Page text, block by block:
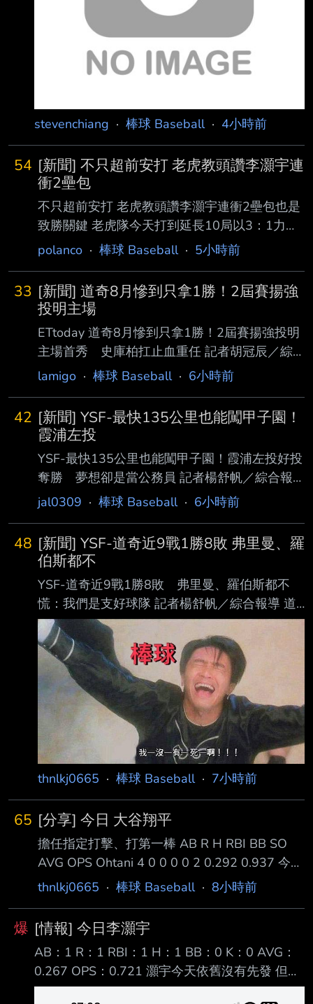
https://i.meee.com.tw/D9BvORx.jpg 然後裡面也
有不少梗，昨天看最有趣的
stevenchiang · 棒球 Baseball· 4小時前
54 [新聞] 不只超前安打 老虎教頭讚李灝宇連
衝2壘包
不只超前安打 老虎教頭讚李灝宇連衝2壘包也是
致勝關鍵 老虎隊今天打到延長10局以3：1力克
巨人隊，台灣好手李灝宇代打敲出超前安，為球
（A.J. Hinch）稱讚。 李灝宇前一次先發已是8
月3日，整周以來都從板凳出發，今天兩隊打完9
局處於1：1平手， 進入延長賽突破僵局，老虎
10局上首位打者就啟用李灝宇代打，面對左投杭
吉斯（Sam Hent ges），將95.5哩內角直球打
向右外野落地，送回二壘跑者。 李灝宇上壘
後，先靠托克森（Spencer Torkelson）的安
polanco · 棒球 Baseball· 5小時前
33 [新聞] 道奇8月慘到只拿1勝！2屆賽揚強
投明主場
ETtoday 道奇8月慘到只拿1勝！2屆賽揚強投明
主場首秀 史庫柏扛止血重任 記者胡冠辰／綜
合報導 洛杉磯道奇近期陷入嚴重低潮，8月前9
主 場展開7連戰，11日迎戰皇家，而日前重磅加
盟的2屆美聯賽揚獎得主史庫柏（Tarik
Skubal），將迎來披上道奇戰袍後首度在道奇球
場先發，也被寄望成為球隊扭轉低潮的關 鍵人
物。 史庫柏在交易大限前由老虎轉戰道奇，這
筆震撼交易讓衛冕軍原本已星光熠熠的陣容再添
頂級王牌。 加盟後首戰，他在瑞格利球場面對
小熊主投6局，被敲4安
lamigo · 棒球 Baseball· 6小時前
42 [新聞] YSF-最快135公里也能闖甲子園！
霞浦左投
YSF-最快135公里也能闖甲子園！霞浦左投好投
奪勝 夢想卻是當公務員 記者楊舒帆／綜合報
導 在球速動輒150公里的年代，最快僅135公里
左投小林將大9日在夏季甲子園首戰先發，投到7
局途中失3分，幫助球隊以6比3擊敗中京， 睽違
2年闖過首輪。特別的是，他早已決定「棒球打
到高中」，未來夢想也不是職棒，而是 成為一
名公務員。 據日媒《高校野球.com》報導，小
林將大並非靠球速壓制打者，而是利用較為緩
慢、出手點 不易掌握的投球動作破壞打者節
奏。他坦言，「球速確實是一種
jal0309 · 棒球 Baseball· 6小時前
48 [新聞] YSF-道奇近9戰1勝8敗 弗里曼、羅
伯斯都不
YSF-道奇近9戰1勝8敗 弗里曼、羅伯斯都不
慌：我們是支好球隊 記者楊舒帆／綜合報導 道
奇10日（台灣時間）以2比4不敵響尾蛇，近期
陷入低潮，近9戰僅拿下1勝8敗，還吞下 連續3
個系列賽敗仗。不過靠著先前累積的領先優勢，
道奇目前在國聯西區仍領先第2名響 尾蛇7.5
場，陣中主砲弗里曼（Freddie Freeman）與總
教練羅伯斯（Dave Roberts）都強 調，球隊並
沒有因此陷入恐慌。 弗里曼此役4打數無安打，
近期也同步降溫。他先前曾締造15場連續安打，
不過這個系列 賽面對響尾蛇12打數僅1安。 談
thnlkj0665 · 棒球 Baseball· 7小時前
65 [分享] 今日 大谷翔平
擔任指定打擊、打第一棒 AB R H RBI BB SO
AVG OPS Ohtani 4 0 0 0 0 2 0.292 0.937 今天
比賽合計四個打數繳了白卷 前兩次打擊都遭到
地球出局 打擊率目前下降至2成92 終場，道奇
隊在今天比賽以二比四不敵地主響尾蛇隊 --
thnlkj0665 · 棒球 Baseball· 8小時前
爆 [情報] 今日李灝宇
AB：1 R：1 RBI：1 H：1 BB：0 K：0 AVG：
0.267 OPS：0.721 灝宇今天依舊沒有先發 但在
延長賽突破僵局制時上場代打 擊出飛越一壘手頭